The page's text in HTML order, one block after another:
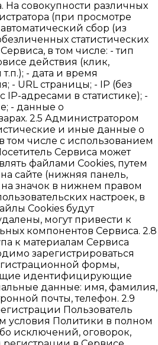
На совокупности различных
(при просмотре
сбор (из
статистических
в том числе: - тип
действия (клик,
- дата и время
- URL страницы; - IP (без
IP-адресами в статистике); -
- данные о
2.5 Администратором
и иные данные о
том числе с использованием
Сервиса может
файлами Cookies, путем
сайте (нижняя панель,
значок в нижнем правом
настроек, в
Cookies будут
могут привести к
компонентов Сервиса. 2.8
к материалам Сервиса
зарегистрироваться
формы,
идентифицирующие
данные: имя, фамилия,
почты, телефон. 2.9
Пользователь
условия Политики в полном
исключений, оговорок,